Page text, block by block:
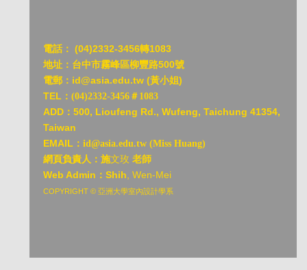
電話： (04)2332-3456轉1083
地址：台中市霧峰區柳豐路500號
電郵：id@asia.edu.tw (黃小姐)
TEL： (04)2332-3456＃1083
ADD： 500, Lioufeng Rd., Wufeng, Taichung 41354,
Taiwan
EMAIL： id@asia.edu.tw (Miss Huang)
網頁負責人：施文玫 老師
Web Admin：Shih, Wen-Mei
COPYRIGHT © 亞洲大學室內設計學系